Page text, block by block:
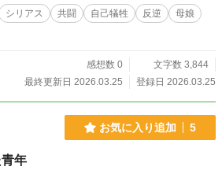
石。残された手段は、
シリアス 共闘 自己犠牲 反逆
母娘
感想数 0
文字数 3,844
最終更新日 2026.03.25
登録日 2026.03.25
お気に入り追加 5
年